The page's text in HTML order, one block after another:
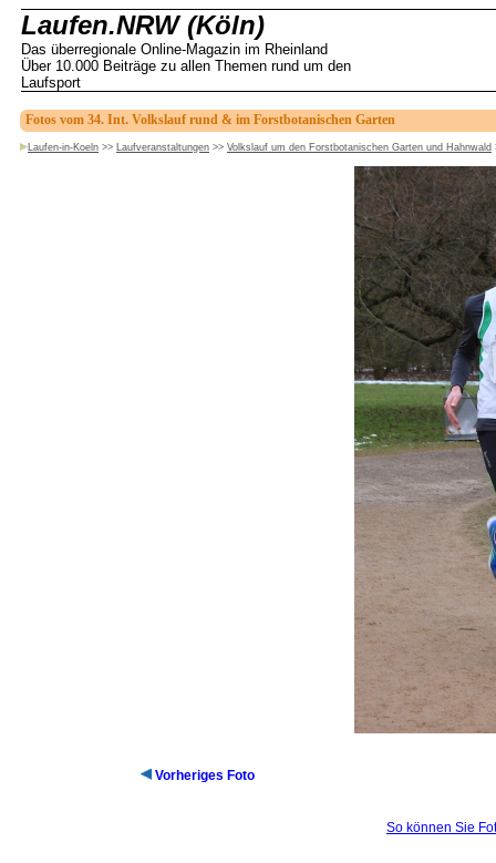
Laufen.NRW (Köln)
Das überregionale Online-Magazin im Rheinland
Über 10.000 Beiträge zu allen Themen rund um den
Laufsport
Fotos vom 34. Int. Volkslauf rund & im Forstbotanischen Garten
Laufen-in-Koeln >> Laufveranstaltungen >> Volkslauf um den Forstbotanischen Garten und Hahnwald
Vorheriges Foto
So können Sie